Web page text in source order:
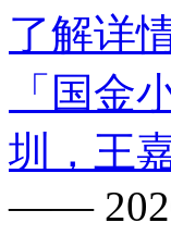
了解详
「国金
圳，王
——